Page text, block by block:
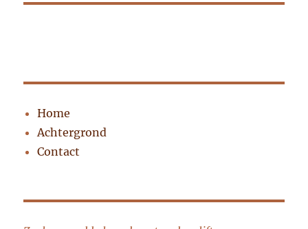
Home
Achtergrond
Contact